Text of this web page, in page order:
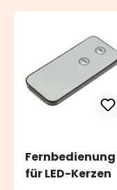
Fernbedienung
für LED-Kerzen